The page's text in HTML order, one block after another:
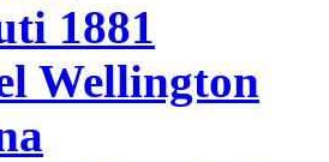
1881
Wellington